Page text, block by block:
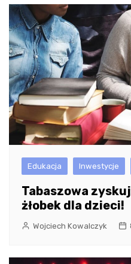
Edukacja Inwestycje
Tabaszowa
żłobek dla dzieci!
Wojciech Kowalczyk